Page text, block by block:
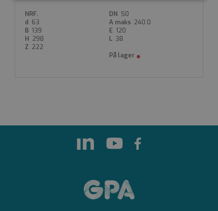
50
63
240.0
139
120
298
38
222
Funksjonalitet
Ugradert
Strengt nødvendige informasjonskapsler tillater
Forsørger
/ Domene
Utløpsdato